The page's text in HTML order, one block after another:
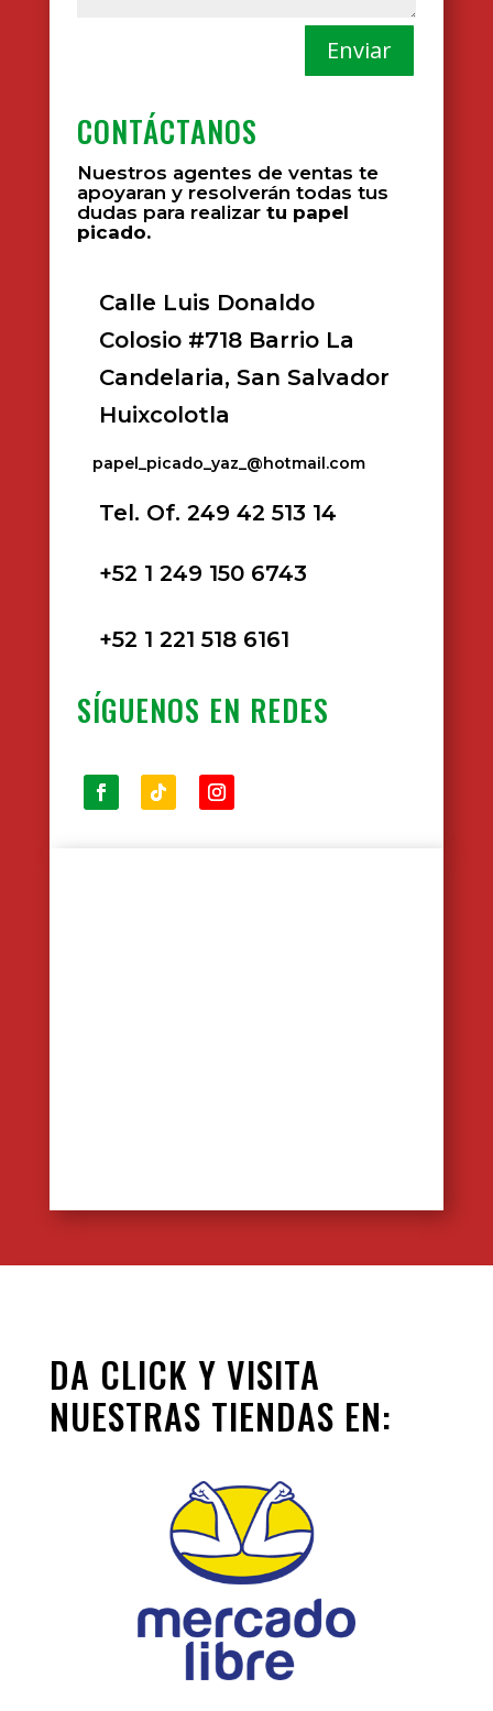
Enviar
CONTÁCTANOS
Nuestros agentes de ventas te
apoyaran y resolverán todas tus
dudas para realizartu papel
picado.
Calle Luis Donaldo
Colosio #718 Barrio La
Candelaria, San Salvador
Huixcolotla
papel_picado_yaz_@hotmail.com
Tel. Of. 249 42 513 14
+52 1 249 150 6743
+52 1 221 518 6161
SÍGUENOS EN REDES
DA CLICK Y VISITA
NUESTRAS TIENDAS EN: